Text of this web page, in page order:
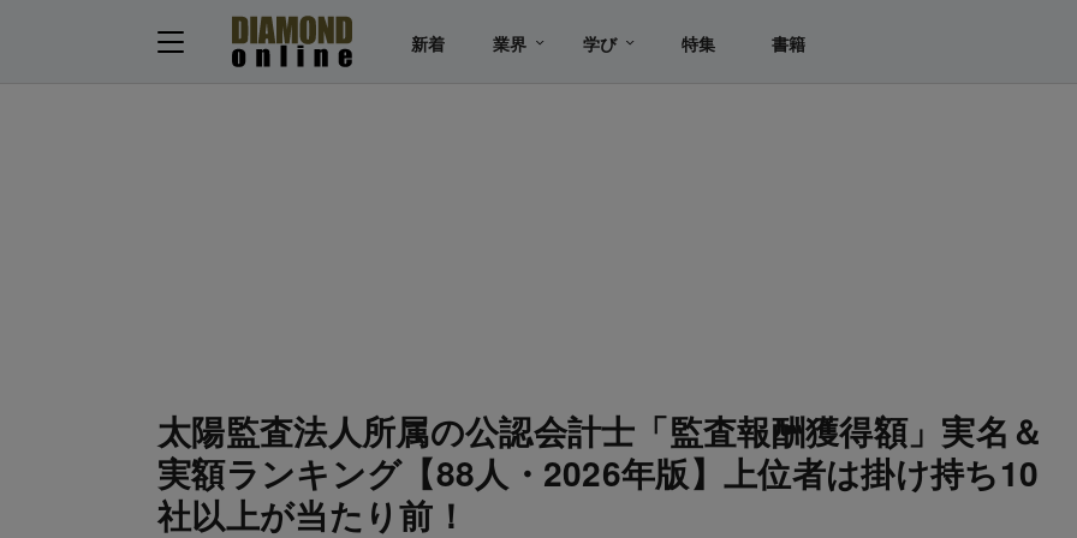
新着 業界 学び 特集 書籍
太陽監査法人所属の公認会計士「監査報酬獲得額」実名＆
実額ランキング【88人・2026年版】上位者は掛け持ち10
社以上が当たり前！